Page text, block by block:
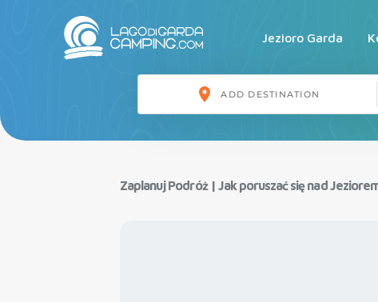
Jezioro Garda
Zaplanuj Podróż| Jak poruszać się nad